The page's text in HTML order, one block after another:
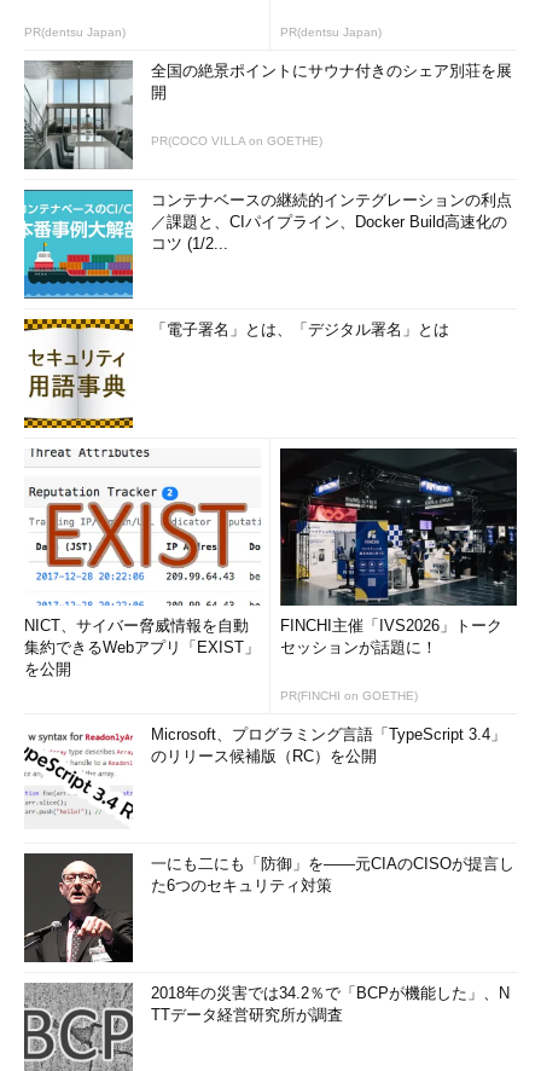
ラック 常務執行役員 事業企画
部 部長 山中茂生氏
は2018年1月から販売を開始し、1年間で
10社以上、監視対象PCは2万台を目指す。対象機器3000台の標
準提供モデルで月額180万円（PC1台当たり毎月600円、各種ライ
センス別）を予定している。
PR(dentsu Japan) PR(dentsu Japan)
全国の絶景ポイントにサウナ付きのシェア別荘を展
開
PR(COCO VILLA on GOETHE)
コンテナベースの継続的インテグレーションの利点
／課題と、CIパイプライン、Docker Build高速化の
コツ (1/2...
「電子署名」とは、「デジタル署名」とは
NICT、サイバー脅威情報を自動
集約できるWebアプリ「EXIST」
を公開
FINCHI主催「IVS2026」トーク
セッションが話題に！
PR(FINCHI on GOETHE)
Microsoft、プログラミング言語「TypeScript 3.4」
のリリース候補版（RC）を公開
一にも二にも「防御」を――元CIAのCISOが提言し
た6つのセキュリティ対策
2018年の災害では34.2％で「BCPが機能した」、N
TTデータ経営研究所が調査